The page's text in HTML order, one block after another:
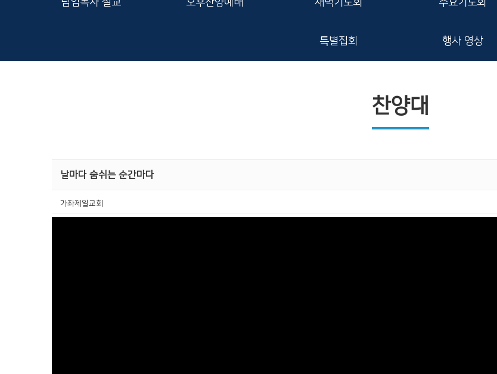
담임목사 설교 오후찬양예배 새벽기도회 수요기도회
특별집회 행사 영상
찬양대
날마다 숨쉬는 순간마다
가좌제일교회